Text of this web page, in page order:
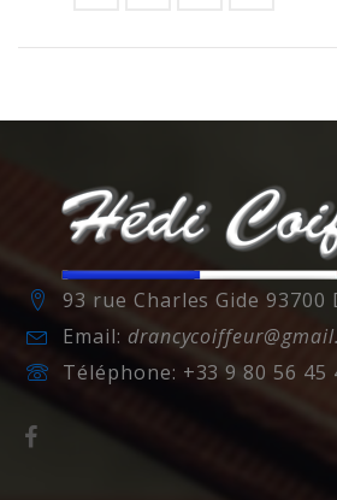
93 rue Charles Gide 93700
Email:
Téléphone: +33 9 80 56 45